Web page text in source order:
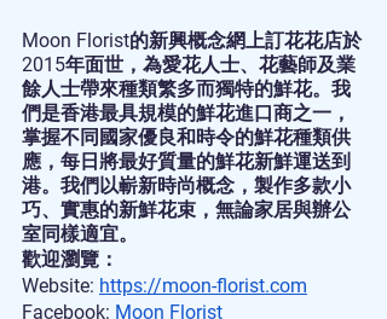
Moon Florist的新興概念網上訂花花店於
2015年面世，為愛花人士、花藝師及業
餘人士帶來種類繁多而獨特的鮮花。我
們是香港最具規模的鮮花進口商之一，
掌握不同國家優良和時令的鮮花種類供
應，每日將最好質量的鮮花新鮮運送到
港。我們以嶄新時尚概念，製作多款小
巧、實惠的新鮮花束，無論家居與辦公
室同樣適宜。
歡迎瀏覽：
Website: https://moon-florist.com
Facebook: Moon Florist